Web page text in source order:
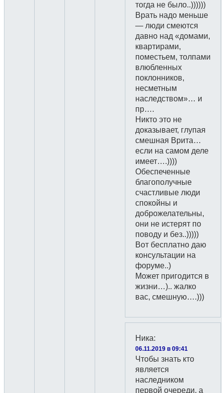
тогда не было..))))))
Врать надо меньше
— люди смеются
давно над «домами,
квартирами,
поместьем, толпами
влюбленных
поклонников,
несметным
наследством»… и
пр….
Никто это не
доказывает, глупая
смешная Врита…
если на самом деле
имеет….))))
Обеспеченные
благополучные
счастливые люди
спокойны и
доброжелательны,
они не истерят по
поводу и без..)))))
Вот бесплатно даю
консультации на
форуме..)
Может пригодится в
жизни…).. жалко
вас, смешную….)))
Ника:
06.11.2019 в 09:41
Чтобы знать кто
является
наследником
первой очереди, а